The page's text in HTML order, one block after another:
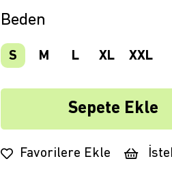
Beden
S M L XL XXL
Favorilere Ekle